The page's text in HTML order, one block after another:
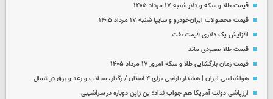
قیمت طلا و سکه و دلار شنبه ۱۷ مرداد ۱۴۰۵
قیمت محصولات ایران‌خودرو و سایپا شنبه ۱۷ مرداد ۱۴۰۵
افزایش یک دلاری قیمت نفت
قیمت طلا صعودی ماند
قیمت زمان بازگشایی طلا و سکه امروز ۱۷ مرداد ۱۴۰۵
هواشناسی ایران | هشدار نارنجی برای ۴ استان / رگبار، سیلاب و رعد و برق در شمال
ارزپاشی دولت آمریکا هم جواب نداد؛ ین ژاپن دوباره در سراشیبی